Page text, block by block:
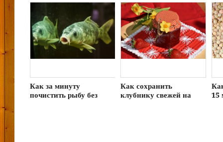
Как за минуту
почистить рыбу без
Как сохранить
клубнику свежей на
15